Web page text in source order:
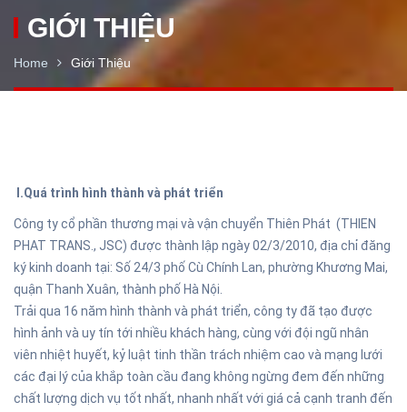
GIỚI THIỆU
Home Giới Thiệu
I.Quá trình hình thành và phát triển
Công ty cổ phần thương mại và vận chuyển Thiên Phát (THIEN
PHAT TRANS., JSC) được thành lập ngày 02/3/2010, địa chỉ đăng
ký kinh doanh tại: Số 24/3 phố Cù Chính Lan, phường Khương Mai,
quận Thanh Xuân, thành phố Hà Nội.
Trải qua 16 năm hình thành và phát triển, công ty đã tạo được
hình ảnh và uy tín tới nhiều khách hàng, cùng với đội ngũ nhân
viên nhiệt huyết, kỷ luật tinh thần trách nhiệm cao và mạng lưới
các đại lý của khắp toàn cầu đang không ngừng đem đến những
chất lượng dịch vụ tốt nhất, nhanh nhất với giá cả cạnh tranh đến